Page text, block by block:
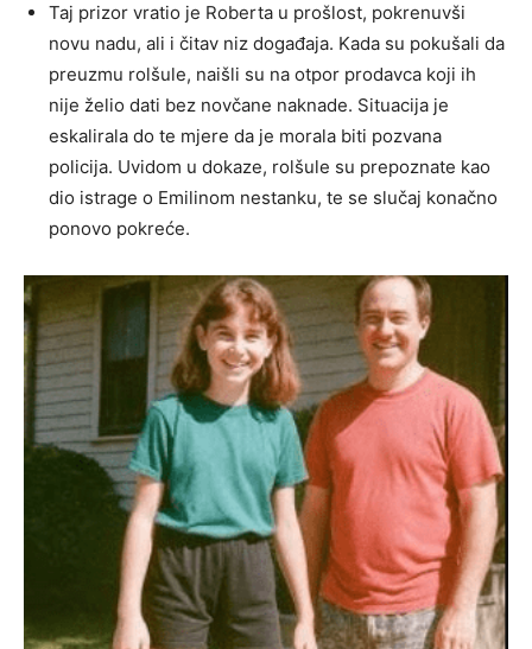
Taj prizor vratio je Roberta u prošlost, pokrenuvši
novu nadu, ali i čitav niz događaja. Kada su pokušali da
preuzmu rolšule, naišli su na otpor prodavca koji ih
nije želio dati bez novčane naknade. Situacija je
eskalirala do te mjere da je morala biti pozvana
policija. Uvidom u dokaze, rolšule su prepoznate kao
dio istrage o Emilinom nestanku, te se slučaj konačno
ponovo pokreće.